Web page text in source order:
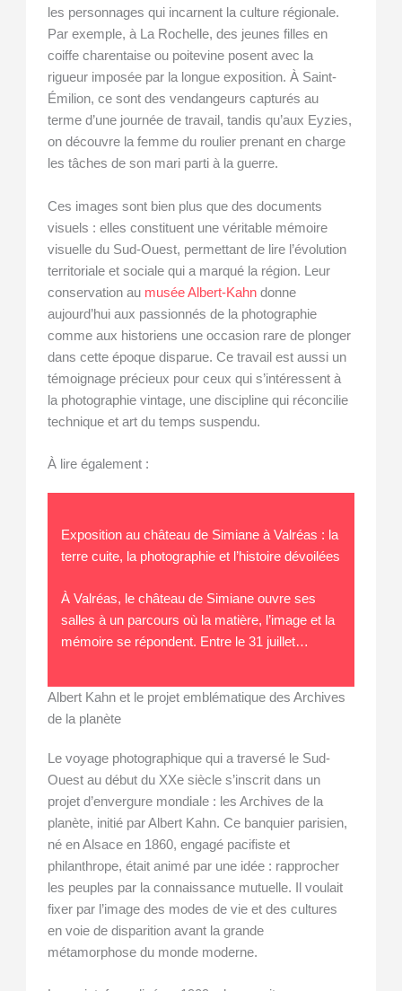
les personnages qui incarnent la culture régionale.
Par exemple, à La Rochelle, des jeunes filles en
coiffe charentaise ou poitevine posent avec la
rigueur imposée par la longue exposition. À Saint-
Émilion, ce sont des vendangeurs capturés au
terme d’une journée de travail, tandis qu’aux Eyzies,
on découvre la femme du roulier prenant en charge
les tâches de son mari parti à la guerre.
Ces images sont bien plus que des documents
visuels : elles constituent une véritable mémoire
visuelle du Sud-Ouest, permettant de lire l’évolution
territoriale et sociale qui a marqué la région. Leur
conservation au musée Albert-Kahn donne
aujourd’hui aux passionnés de la photographie
comme aux historiens une occasion rare de plonger
dans cette époque disparue. Ce travail est aussi un
témoignage précieux pour ceux qui s’intéressent à
la photographie vintage, une discipline qui réconcilie
technique et art du temps suspendu.
À lire également :
Exposition au château de Simiane à Valréas : la
terre cuite, la photographie et l’histoire dévoilées
À Valréas, le château de Simiane ouvre ses
salles à un parcours où la matière, l’image et la
mémoire se répondent. Entre le 31 juillet…
Albert Kahn et le projet emblématique des Archives
de la planète
Le voyage photographique qui a traversé le Sud-
Ouest au début du XXe siècle s’inscrit dans un
projet d’envergure mondiale : les Archives de la
planète, initié par Albert Kahn. Ce banquier parisien,
né en Alsace en 1860, engagé pacifiste et
philanthrope, était animé par une idée : rapprocher
les peuples par la connaissance mutuelle. Il voulait
fixer par l’image des modes de vie et des cultures
en voie de disparition avant la grande
métamorphose du monde moderne.